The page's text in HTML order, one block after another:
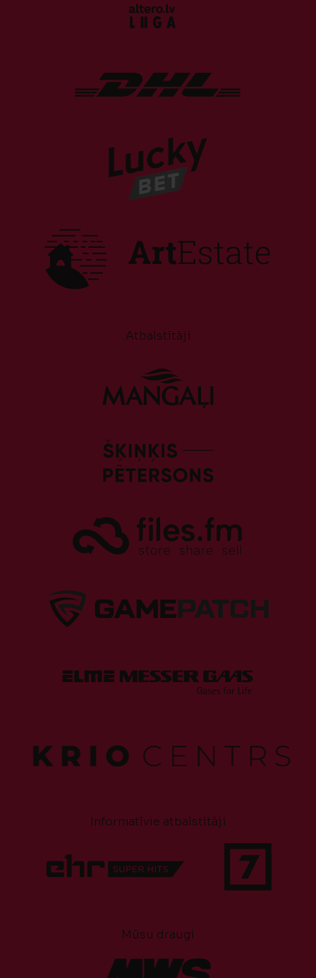
Atbalstītāji
Informatīvie atbalstītāji
Mūsu draugi